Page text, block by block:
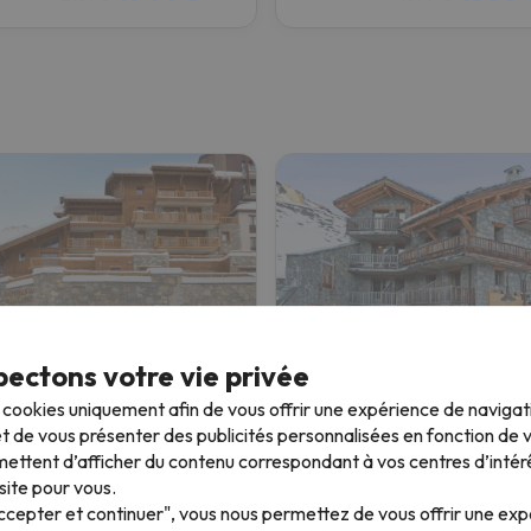
Résidence CGH La Ferme du Val Claret
à 11/12/26(5 nuits)
forfait àTignes
Tignes
8.4 111 commentaires
4 jours de forfait àTignes
votre vie privée
cookies uniquement afin de vous offrir une expérience de
de vous présenter des publicités personnalisées en fonction de
d’afficher du contenu correspondant à vos centres
pour vous.
et continuer", vous nous permettez de vous offrir une